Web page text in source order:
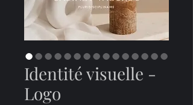
Identité visuelle -
Logo